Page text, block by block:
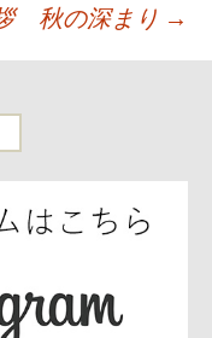
秋の深まり →